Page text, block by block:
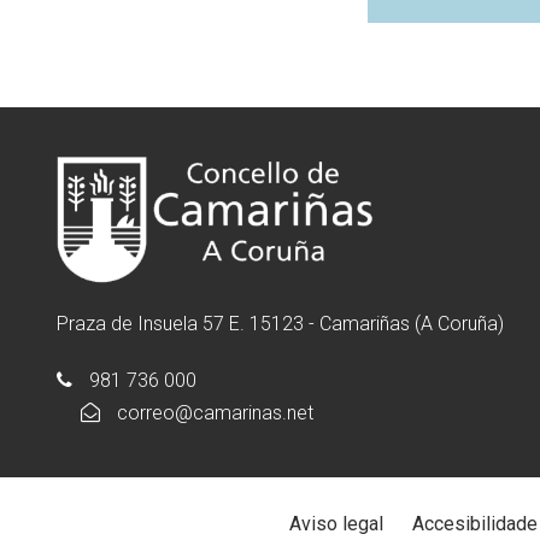
Praza de Insuela 57 E. 15123 - Camariñas (A Coruña)
981 736 000
correo@camarinas.net
Aviso legal Accesibilidade